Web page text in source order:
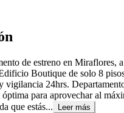
de estreno en Miraflores,
Boutique de solo 8
vigilancia 24hrs.
para aprovechar al
que estás...
Leer más